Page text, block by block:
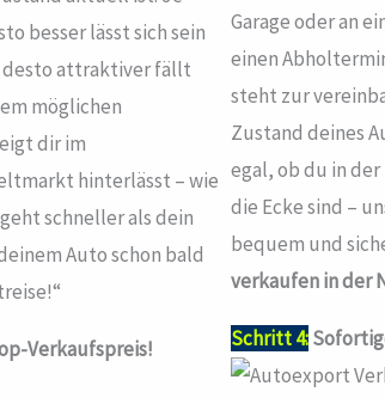
besser lässt sich sein
desto attraktiver fällt
möglichen
dir im
hinterlässt – wie
schneller als dein
Auto schon bald
Verkaufspreis!
Garage oder an
einen
steht zur
Zustand deines
egal, ob du in
die Ecke sind –
bequem und
verkaufen in der
Schritt 4: